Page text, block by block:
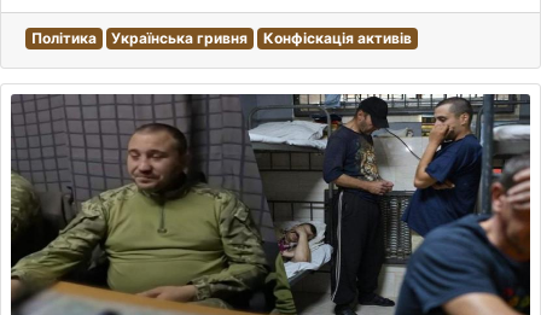
Політика Українська гривня Конфіскація активів